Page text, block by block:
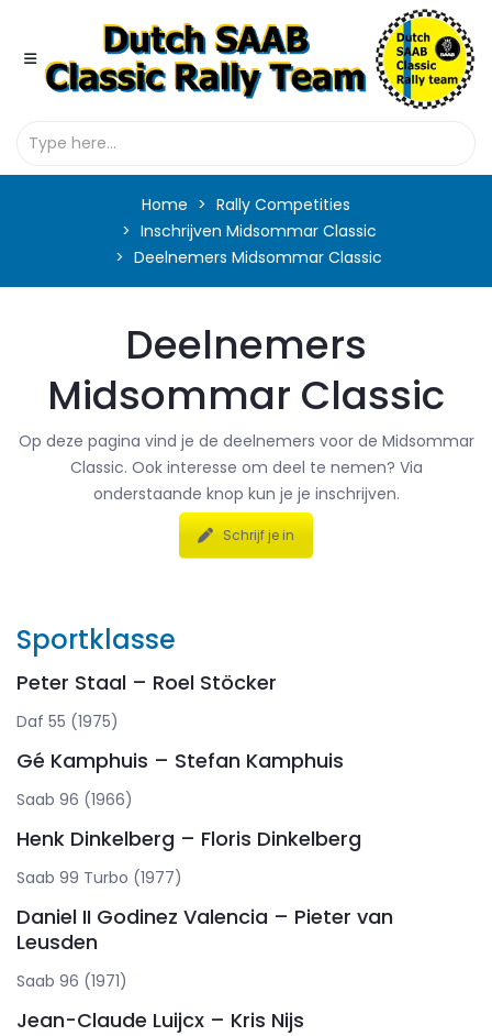
Home
Rally Competities
Inschrijven Midsommar Classic
Deelnemers Midsommar Classic
Deelnemers
Midsommar Classic
Op deze pagina vind je de deelnemers voor de Midsommar
Classic. Ook interesse om deel te nemen? Via
onderstaande knop kun je je inschrijven.
Schrijf je in
Sportklasse
Peter Staal – Roel Stöcker
Daf 55 (1975)
Gé Kamphuis – Stefan Kamphuis
Saab 96 (1966)
Henk Dinkelberg – Floris Dinkelberg
Saab 99 Turbo (1977)
Daniel II Godinez Valencia – Pieter van
Leusden
Saab 96 (1971)
Jean-Claude Luijcx – Kris Nijs